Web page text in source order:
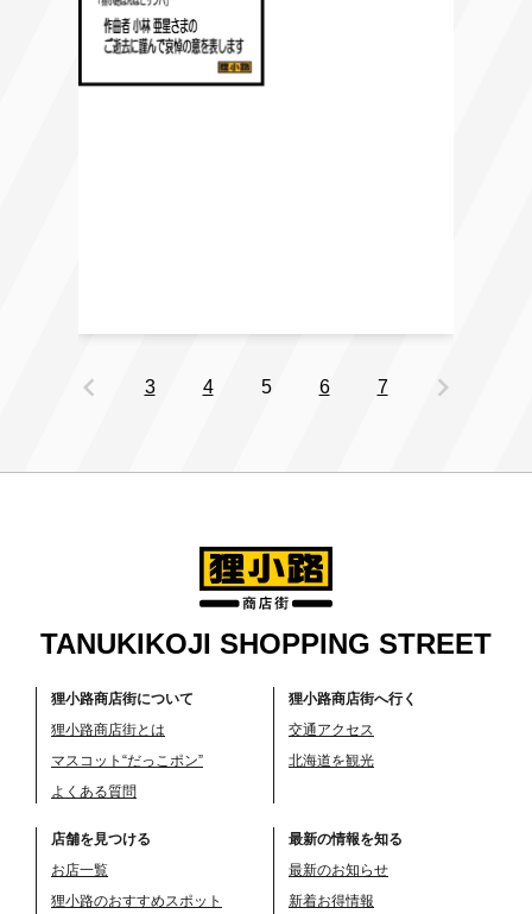
chevron_left 3 4 5 6 7 chevron_right
TANUKIKOJI SHOPPING STREET
狸小路商店街について
狸小路商店街とは
マスコット“だっこポン”
よくある質問
狸小路商店街へ行く
交通アクセス
北海道を観光
店舗を見つける
お店一覧
狸小路のおすすめスポット
最新の情報を知る
最新のお知らせ
新着お得情報